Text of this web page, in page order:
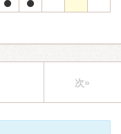
次»